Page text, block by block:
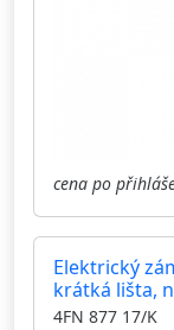
cena po
Elektrický
krátká lišta,
4FN 877 17/K